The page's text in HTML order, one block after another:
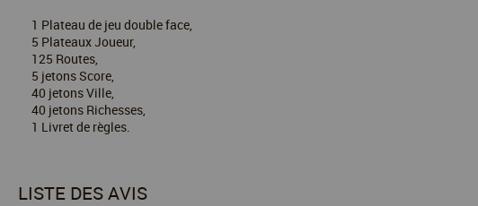
1 Plateau de jeu double face,
5 Plateaux Joueur,
125 Routes,
5 jetons Score,
40 jetons Ville,
40 jetons Richesses,
1 Livret de règles.
LISTE DES AVIS